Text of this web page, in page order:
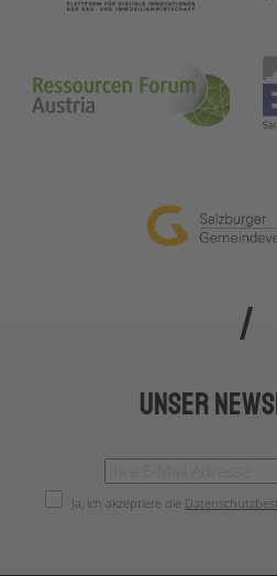
Unser
Ja, ich akzeptiere die